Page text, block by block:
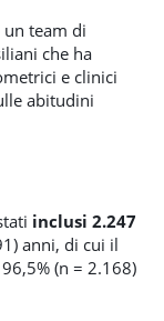
team di
che ha
e clinici
abitudini
inclusi 2.247
anni, di cui il
(n = 2.168)